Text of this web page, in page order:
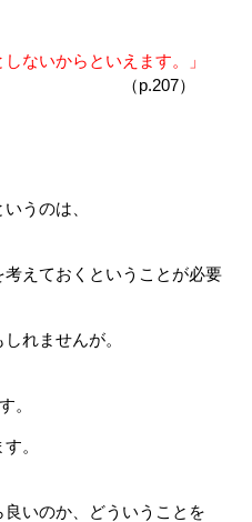
ないからといえます。」
）
うのは、
えておくということが必要
れませんが。
。
。
いのか、どういうことを